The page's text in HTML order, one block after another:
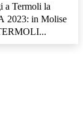
2023: in Molise
nazionale della Festa delle 5 Gocce. TERMOLI...